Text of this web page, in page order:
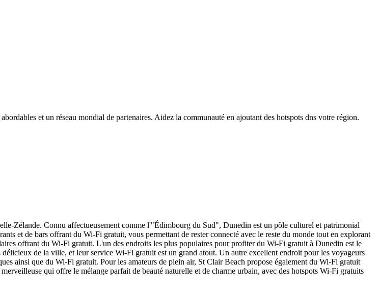
et un réseau mondial de partenaires. Aidez la communauté en ajoutant des hotspots dns votre région.
Zélande. Connu affectueusement comme l'"Édimbourg du Sud", Dunedin est un pôle culturel et patrimonial
et de bars offrant du Wi-Fi gratuit, vous permettant de rester connecté avec le reste du monde tout en explorant
offrant du Wi-Fi gratuit. L'un des endroits les plus populaires pour profiter du Wi-Fi gratuit à Dunedin est le
de la ville, et leur service Wi-Fi gratuit est un grand atout. Un autre excellent endroit pour les voyageurs
ainsi que du Wi-Fi gratuit. Pour les amateurs de plein air, St Clair Beach propose également du Wi-Fi gratuit
qui offre le mélange parfait de beauté naturelle et de charme urbain, avec des hotspots Wi-Fi gratuits